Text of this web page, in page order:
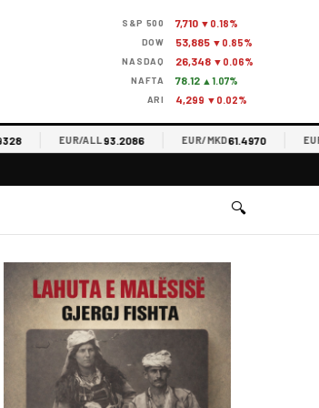
S&P 500 7,710 ▼0.18%
DOW 53,885 ▼0.85%
NASDAQ 26,348 ▼0.06%
NAFTA 78.12 ▲1.07%
ARI 4,299 ▼0.02%
EUR/ALL93.2086 EUR/MKD61.4970 EUR/
🔍